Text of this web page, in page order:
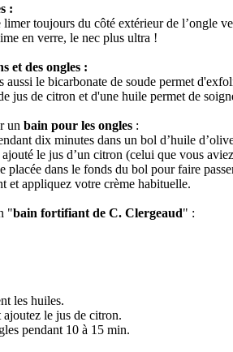
:
toujours du côté extérieur de l’ongle
en verre, le nec plus ultra !
et des ongles :
le bicarbonate de soude permet
jus de citron et d'une huile permet de
un bain pour les ongles :
dix minutes dans un bol d’huile
le jus d’un citron (celui que vous
placée dans le fonds du bol pour faire
et appliquez votre crème habituelle.
"bain fortifiant de C. Clergeaud" :
les huiles.
ajoutez le jus de citron.
pendant 10 à 15 min.